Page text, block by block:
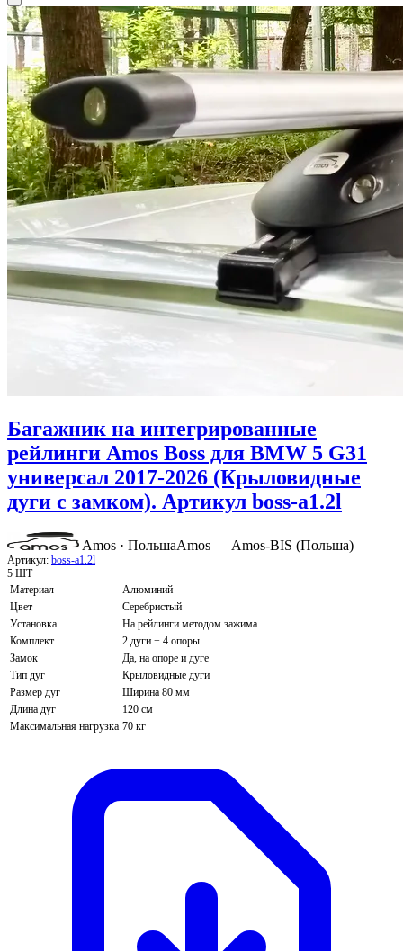
Багажник на интегрированные
рейлинги Amos Boss для BMW 5 G31
универсал 2017-2026 (Крыловидные
дуги с замком). Артикул boss-a1.2l
Amos · ПольшаAmos — Amos-BIS (Польша)
Артикул: boss-a1.2l
5 ШТ
Материал
Алюминий
Цвет
Серебристый
Установка
На рейлинги методом зажима
Комплект
2 дуги + 4 опоры
Замок
Да, на опоре и дуге
Тип дуг
Крыловидные дуги
Размер дуг
Ширина 80 мм
Длина дуг
120 см
Максимальная нагрузка 70 кг